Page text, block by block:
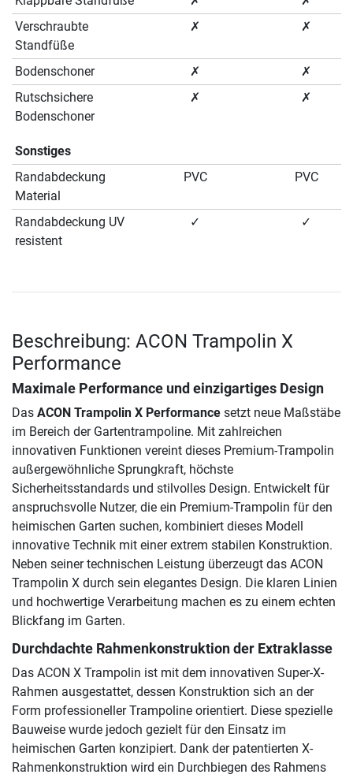
Verschraubte
Standfüße
✗ ✗
Bodenschoner ✗
✗
Rutschsichere
Bodenschoner
✗ ✗
Sonstiges
Randabdeckung
Material
PVC PVC
Randabdeckung UV
resistent
✓ ✓
Beschreibung: ACON Trampolin X
Performance
Maximale Performance und einzigartiges Design
Das ACON Trampolin X Performance setzt neue Maßstäbe
im Bereich der Gartentrampoline. Mit zahlreichen
innovativen Funktionen vereint dieses Premium-Trampolin
außergewöhnliche Sprungkraft, höchste
Sicherheitsstandards und stilvolles Design. Entwickelt für
anspruchsvolle Nutzer, die ein Premium-Trampolin für den
heimischen Garten suchen, kombiniert dieses Modell
innovative Technik mit einer extrem stabilen Konstruktion.
Neben seiner technischen Leistung überzeugt das ACON
Trampolin X durch sein elegantes Design. Die klaren Linien
und hochwertige Verarbeitung machen es zu einem echten
Blickfang im Garten.
Durchdachte Rahmenkonstruktion der Extraklasse
Das ACON X Trampolin ist mit dem innovativen Super-X-
Rahmen ausgestattet, dessen Konstruktion sich an der
Form professioneller Trampoline orientiert. Diese spezielle
Bauweise wurde jedoch gezielt für den Einsatz im
heimischen Garten konzipiert. Dank der patentierten X-
Rahmenkonstruktion wird ein Durchbiegen des Rahmens